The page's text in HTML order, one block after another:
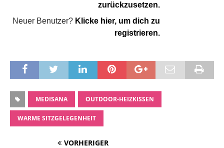
zurückzusetzen.
Neuer Benutzer? Klicke hier, um dich zu
registrieren.
MEDISANA OUTDOOR-HEIZKISSEN
WARME SITZGELEGENHEIT
VORHERIGER